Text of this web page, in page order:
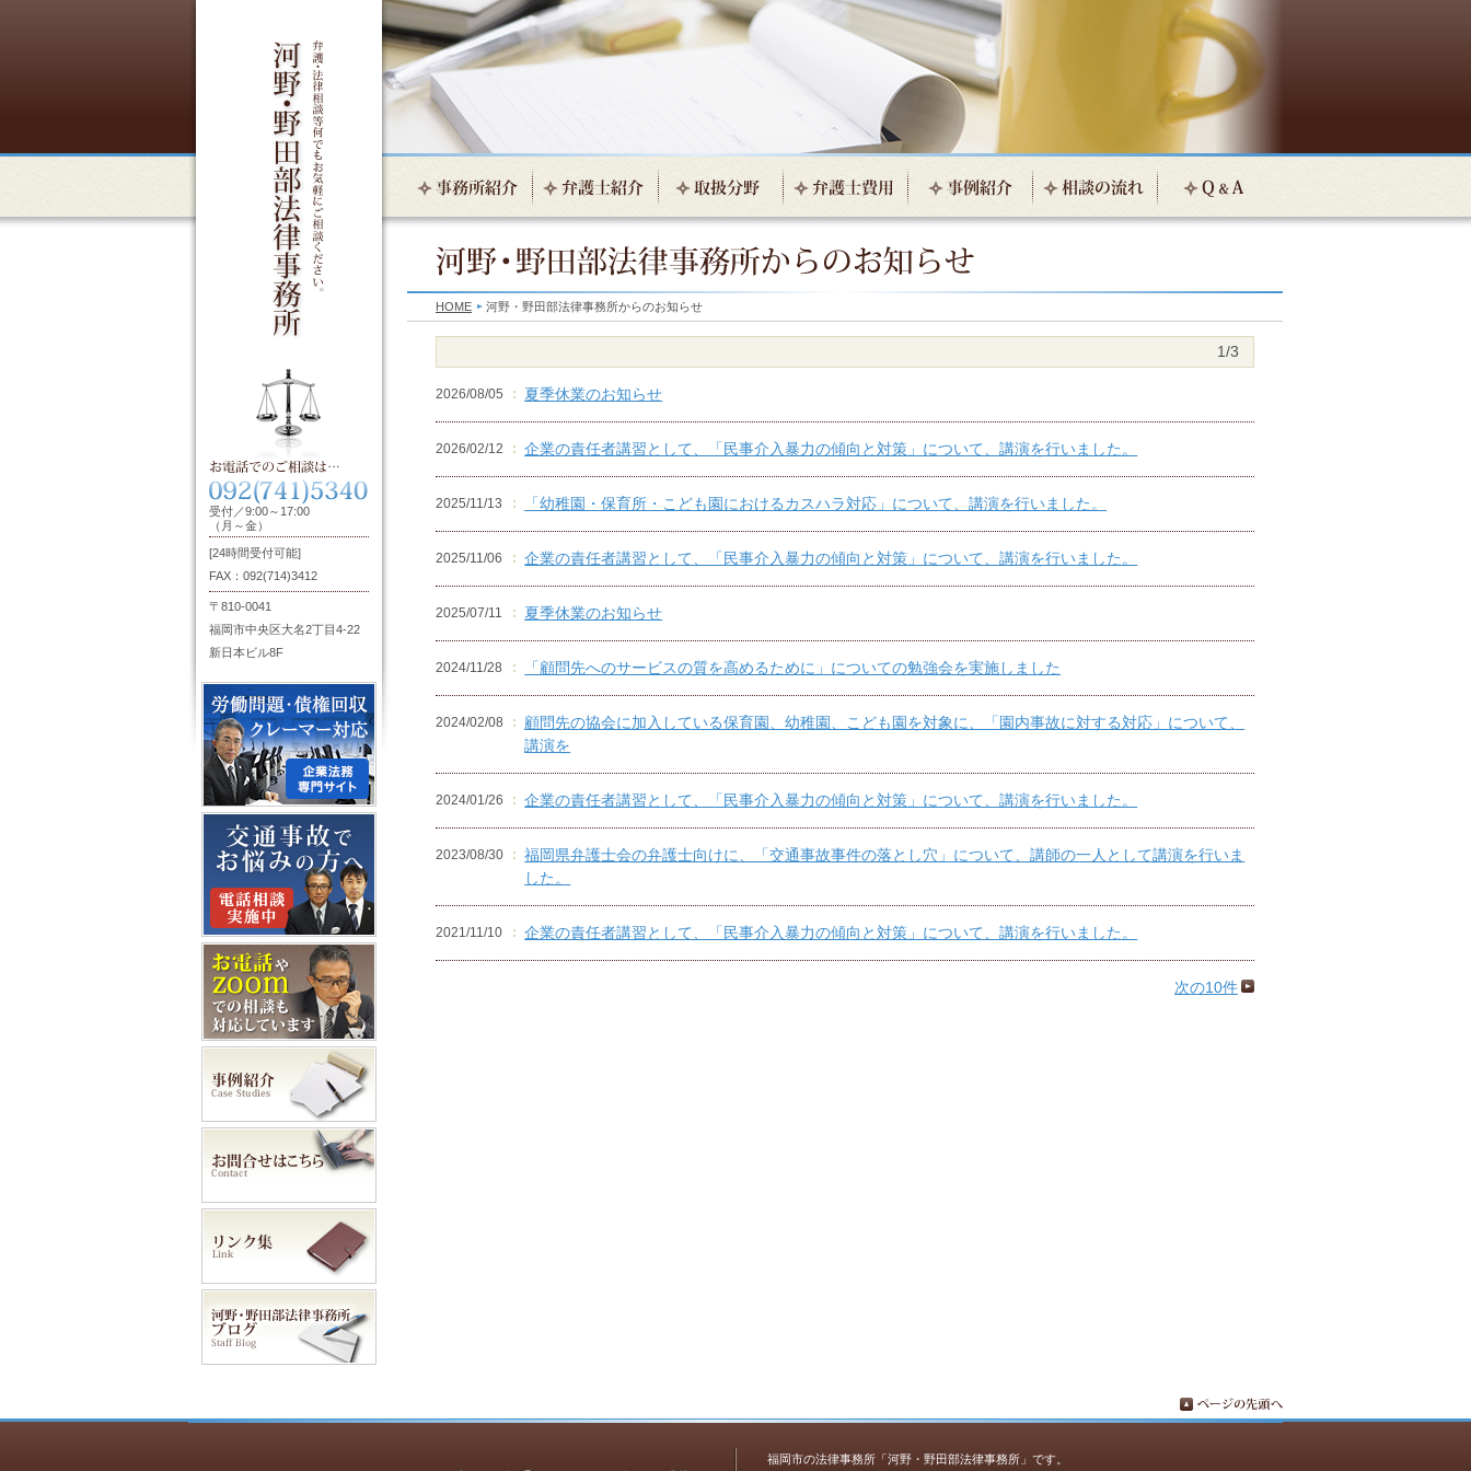
受付／9:00～17:00
（月～金）
[24時間受付可能]
FAX：092(714)3412
〒810-0041
福岡市中央区大名2丁目4-22
新日本ビル8F
HOME 河野・野田部法律事務所からのお知らせ
1/3
2026/08/05 夏季休業のお知らせ
2026/02/12 企業の責任者講習として、「民事介入暴力の傾向と対策」について、講演を行いました。
2025/11/13 「幼稚園・保育所・こども園におけるカスハラ対応」について、講演を行いました。
2025/11/06 企業の責任者講習として、「民事介入暴力の傾向と対策」について、講演を行いました。
2025/07/11 夏季休業のお知らせ
2024/11/28 「顧問先へのサービスの質を高めるために」についての勉強会を実施しました
2024/02/08
顧問先の協会に加入している保育園、幼稚園、こども園を対象に、「園内事故に対する対応」について、
講演を
2024/01/26 企業の責任者講習として、「民事介入暴力の傾向と対策」について、講演を行いました。
2023/08/30
福岡県弁護士会の弁護士向けに、「交通事故事件の落とし穴」について、講師の一人として講演を行いま
した。
2021/11/10 企業の責任者講習として、「民事介入暴力の傾向と対策」について、講演を行いました。
次の10件
福岡市の法律事務所「河野・野田部法律事務所」です。